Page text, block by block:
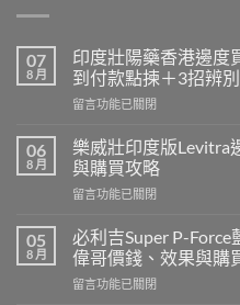
07
8 月
印度壯陽藥香港邊度
到付款點揀＋3招辨
在
度
壯
陽
藥
港
邊
度
買
留言功能已關閉
06
8 月
樂威壯印度版Levitra
與購買攻略
在
威
壯
印
度
留言功能已關閉
05
8 月
必利吉Super P-
偉哥價錢、效果與購
在
留言功能已關閉